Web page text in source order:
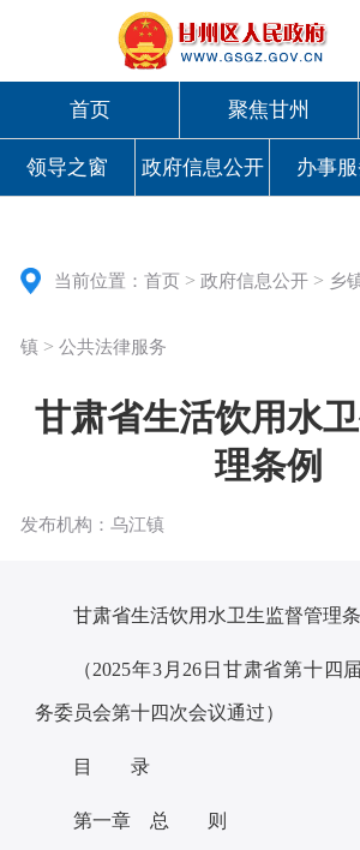
首页 聚焦甘州
领导之窗 政府信息公开 办事
当前位置：首页 >政府信息公开 > 乡
镇 >公共法律服务
甘肃省生活饮用水
理条例
发布机构：乌江镇
甘肃省生活饮用水卫生监督管理
（2025年3月26 日甘肃省第十四
务委员会第十四次会议通过）
目 录
第一章 总 则